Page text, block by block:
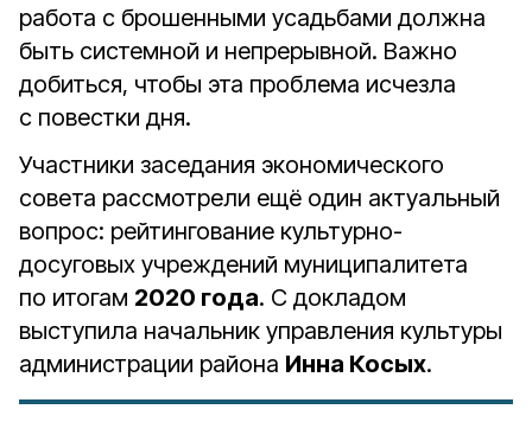
работа с брошенными усадьбами должна
быть системной и непрерывной. Важно
добиться, чтобы эта проблема исчезла
с повестки дня.
Участники заседания экономического
совета рассмотрели ещё один актуальный
вопрос: рейтингование культурно-
досуговых учреждений муниципалитета
по итогам 2020 года. С докладом
выступила начальник управления культуры
администрации района Инна Косых.